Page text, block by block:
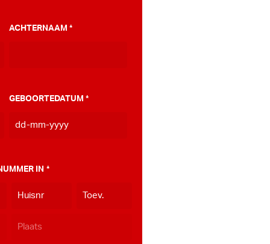
ACHTERNAAM *
GEBOORTEDATUM *
MM
IN *